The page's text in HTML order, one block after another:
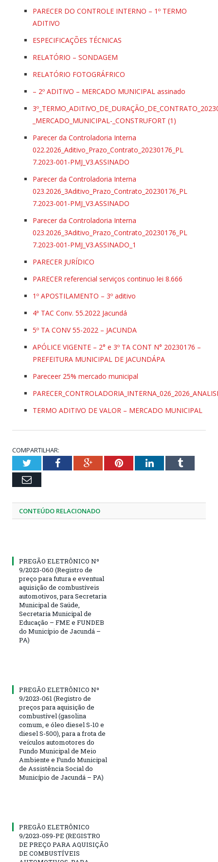
PARECER DO CONTROLE INTERNO – 1º TERMO
ADITIVO
ESPECIFICAÇÕES TÉCNICAS
RELATÓRIO – SONDAGEM
RELATÓRIO FOTOGRÁFRICO
– 2º ADITIVO – MERCADO MUNICIPAL assinado
_MERCADO_MUNICIPAL-_CONSTRUFORT (1)
Parecer da Controladoria Interna
022.2026_Aditivo_Prazo_Contrato_20230176_PL
7.2023-001-PMJ_V3.ASSINADO
Parecer da Controladoria Interna
023.2026_3Aditivo_Prazo_Contrato_20230176_PL
7.2023-001-PMJ_V3.ASSINADO
Parecer da Controladoria Interna
023.2026_3Aditivo_Prazo_Contrato_20230176_PL
7.2023-001-PMJ_V3.ASSINADO_1
PARECER JURÍDICO
PARECER referencial serviços continuo lei 8.666
1º APOSTILAMENTO – 3º aditivo
4ª TAC Conv. 55.2022 Jacundá
5º TA CONV 55-2022 – JACUNDA
APÓLICE VIGENTE – 2° e 3º TA CONT N° 20230176 –
PREFEITURA MUNICIPAL DE JACUNDÁPA
Pareceer 25% mercado municipal
TERMO ADITIVO DE VALOR – MERCADO MUNICIPAL
COMPARTILHAR:
TwitterFacebookGoogle+PinterestLinkedInTumblr
Email
CONTEÚDO RELACIONADO
PREGÃO ELETRÔNICO Nº
9/2023-060 (Registro de
preço para futura e eventual
aquisição de combustíveis
automotivos, para Secretaria
Municipal de Saúde,
Secretaria Municipal de
Educação – FME e FUNDEB
do Município de Jacundá –
PA)
PREGÃO ELETRÔNICO Nº
9/2023-061 (Registro de
preços para aquisição de
combustível (gasolina
comum, e óleo diesel S-10 e
diesel S-500), para a frota de
veículos automotores do
Fundo Municipal de Meio
Ambiente e Fundo Municipal
de Assistência Social do
Município de Jacundá – PA)
PREGÃO ELETRÔNICO
9/2023-059-PE (REGISTRO
DE PREÇO PARA AQUISIÇÃO
DE COMBUSTÍVEIS